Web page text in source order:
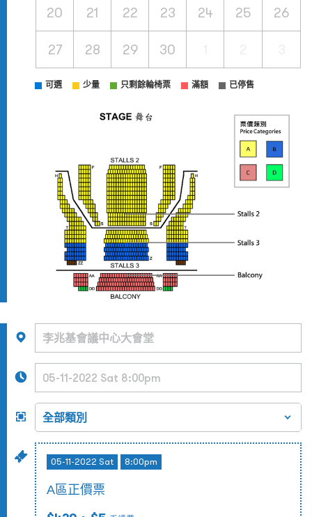
20 21 22 23 24 25 26
27 28 29 30
可選 少量 只剩餘輪椅票 滿額 已停售
05-11-2022 Sat 8:00pm
A區正價票